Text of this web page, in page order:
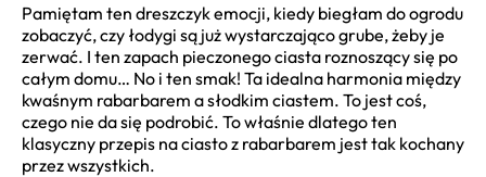
Pamiętam ten dreszczyk emocji, kiedy biegłam do ogrodu
zobaczyć, czy łodygi są już wystarczająco grube, żeby je
zerwać. I ten zapach pieczonego ciasta roznoszący się po
całym domu… No i ten smak! Ta idealna harmonia między
kwaśnym rabarbarem a słodkim ciastem. To jest coś,
czego nie da się podrobić. To właśnie dlatego ten
klasyczny przepis na ciasto z rabarbarem jest tak kochany
przez wszystkich.